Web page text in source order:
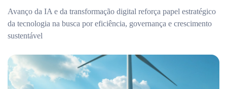
Avanço da IA e da transformação digital reforça papel estratégico
da tecnologia na busca por eficiência, governança e crescimento
sustentável